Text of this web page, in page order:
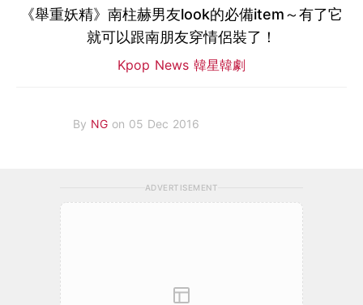
《舉重妖精》南柱赫男友look的必備item～有了它
就可以跟南朋友穿情侶裝了！
Kpop News 韓星韓劇
By NG on 05 Dec 2016
ADVERTISEMENT